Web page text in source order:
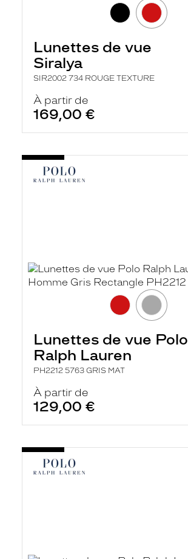
Lunettes de vue
Siralya
SIR2002 734 ROUGE TEXTURE
À partir de
169,00 €
Lunettes de vue Polo
Ralph Lauren
PH2212 5763 GRIS MAT
À partir de
129,00 €